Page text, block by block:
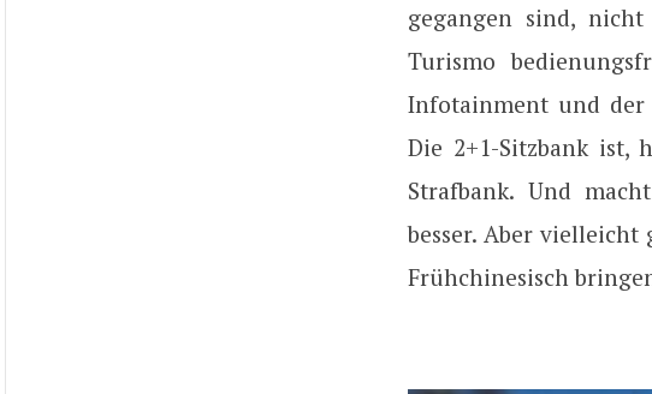
gegangen sind, nicht
Turismo
Infotainment und der
Die 2+1-Sitzbank ist,
Strafbank. Und
besser. Aber
Frühchinesisch